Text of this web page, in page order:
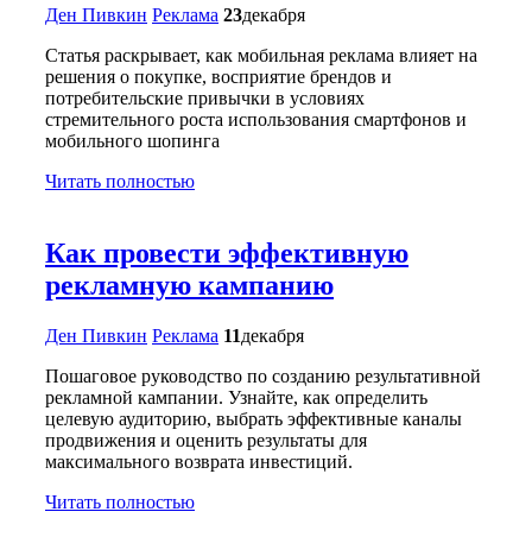
Ден Пивкин Реклама 23декабря
Статья раскрывает, как мобильная реклама влияет на
решения о покупке, восприятие брендов и
потребительские привычки в условиях
стремительного роста использования смартфонов и
мобильного шопинга
Читать полностью
Как провести эффективную
рекламную кампанию
Ден Пивкин Реклама 11декабря
Пошаговое руководство по созданию результативной
рекламной кампании. Узнайте, как определить
целевую аудиторию, выбрать эффективные каналы
продвижения и оценить результаты для
максимального возврата инвестиций.
Читать полностью